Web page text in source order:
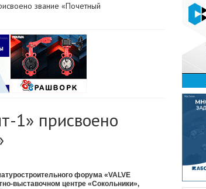
звание «Почетный
1» присвоено
форума «VALVE
выставочном центре «Сокольники»,